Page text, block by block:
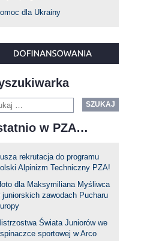
dla Ukrainy
SZUKAJ
w PZA…
rekrutacja do programu
Alpinizm Techniczny PZA!
dla Maksymiliana Myśliwca
juniorskich zawodach Pucharu
Świata Juniorów we
sportowej w Arco